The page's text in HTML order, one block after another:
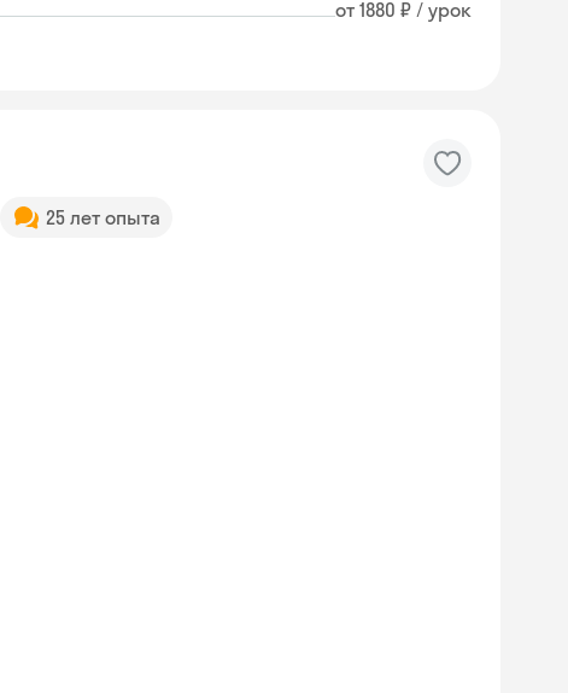
от 1880 ₽ / урок
25 лет опыта